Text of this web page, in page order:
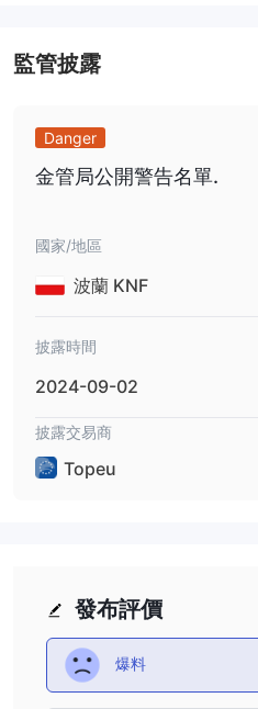
款和取款方式，使交易者能夠有效
並探索各種投資機會。在營業時間
體驗並在需要時提供幫助。
Topeu由於缺乏公認的金融機構的
育資源，例如視頻教程和模擬賬戶
市場工具
具提供了多樣化交易組合和利用不
主要市場工具 Topeu:
外匯（Foreign Exchange）：交易
一系列貨幣對。主要、次要和外來
指數：交易者可以交易代表不同行
蓋 20 多個指數，包括標準普爾
監管披露
Danger
金管局公開警告名單.
國家/地區
波蘭 KNF
披露時間
2024-09-02
披露交易商
Topeu
發布評價
爆料